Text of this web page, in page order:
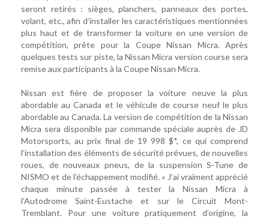
seront retirés : sièges, planchers, panneaux des portes,
volant, etc., afin d’installer les caractéristiques mentionnées
plus haut et de transformer la voiture en une version de
compétition, prête pour la Coupe Nissan Micra. Après
quelques tests sur piste, la Nissan Micra version course sera
remise aux participants à la Coupe Nissan Micra.
Nissan est fière de proposer la voiture neuve la plus
abordable au Canada et le véhicule de course neuf le plus
abordable au Canada. La version de compétition de la Nissan
Micra sera disponible par commande spéciale auprès de JD
Motorsports, au prix final de 19 998 $*, ce qui comprend
l’installation des éléments de sécurité prévues, de nouvelles
roues, de nouveaux pneus, de la suspension S-Tune de
NISMO et de l’échappement modifié. « J’ai vraiment apprécié
chaque minute passée à tester la Nissan Micra à
l’Autodrome Saint-Eustache et sur le Circuit Mont-
Tremblant. Pour une voiture pratiquement d’origine, la